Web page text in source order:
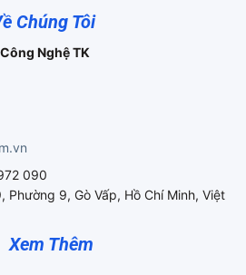
Chúng Tôi
Nghệ TK
090
9, Gò Vấp, Hồ Chí Minh, Việt
Xem Thêm